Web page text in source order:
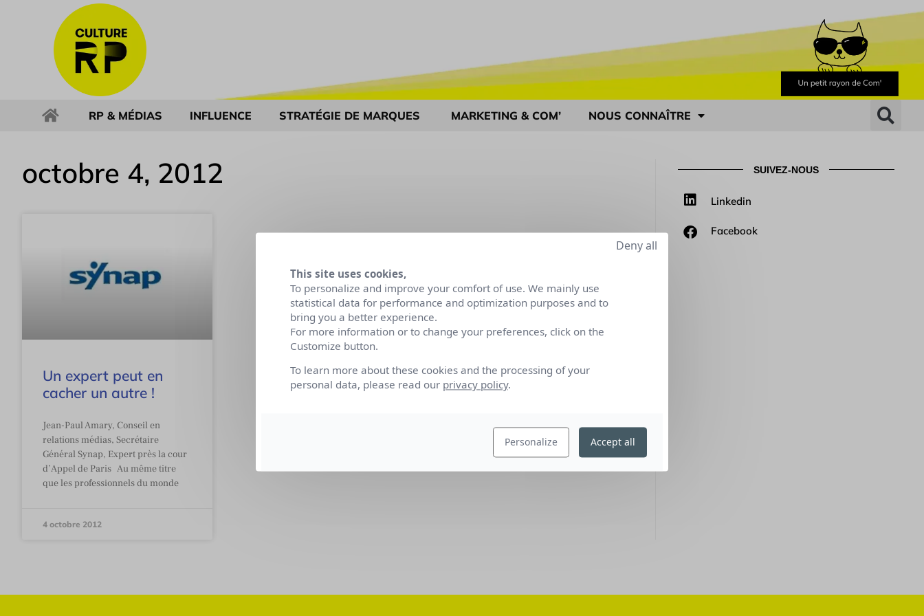
RP & MÉDIAS INFLUENCE STRATÉGIE DE MARQUES MARKETING & COM’ NOUS CONNAÎTRE
octobre 4, 2012
Un expert peut en
cacher un autre !
Jean-Paul Amary, Conseil en
relations médias, Secrétaire
Général Synap, Expert près la cour
d’Appel de Paris Au même titre
que les professionnels du monde
4 octobre 2012
SUIVEZ-NOUS
Linkedin
Facebook
This site uses cookies,
To personalize and improve your comfort of use. We mainly use
statistical data for performance and optimization purposes and to
bring you a better experience.
For more information or to change your preferences, click on the
Customize button.
To learn more about these cookies and the processing of your
personal data, please read our privacy policy.
Personalize
Deny all
Accept all